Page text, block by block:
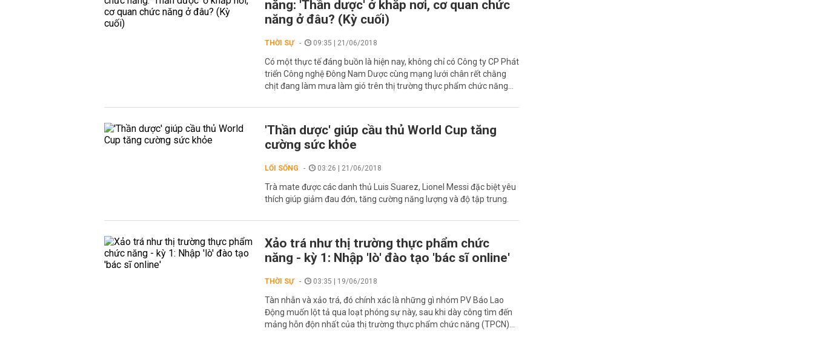
năng: 'Thần dược' ở khắp nơi, cơ quan chức
năng ở đâu? (Kỳ cuối)
THỜI SỰ 09:35 | 21/06/2018
Có một thực tế đáng buồn là hiện nay, không chỉ có Công ty CP Phát
triển Công nghệ Đông Nam Dược cùng mạng lưới chân rết chằng
chịt đang làm mưa làm gió trên thị trường thực phẩm chức năng...
'Thần dược' giúp cầu thủ World Cup tăng
cường sức khỏe
LỐI SỐNG 03:26 | 21/06/2018
Trà mate được các danh thủ Luis Suarez, Lionel Messi đặc biệt yêu
thích giúp giảm đau đớn, tăng cường năng lượng và độ tập trung.
Xảo trá như thị trường thực phẩm chức
năng - kỳ 1: Nhập 'lò' đào tạo 'bác sĩ online'
THỜI SỰ 03:35 | 19/06/2018
Tàn nhẫn và xảo trá, đó chính xác là những gì nhóm PV Báo Lao
Động muốn lột tả qua loạt phóng sự này, sau khi dày công tìm đến
mảng hỗn độn nhất của thị trường thực phẩm chức năng (TPCN)...